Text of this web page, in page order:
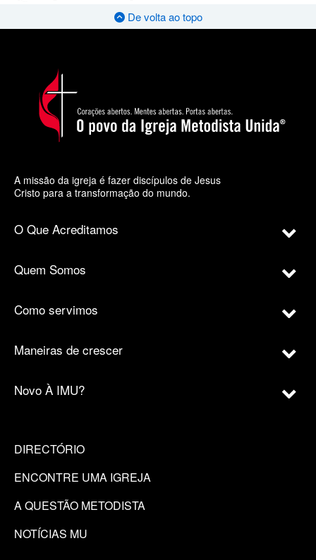
De volta ao topo
A missão da igreja é fazer discípulos de Jesus
Cristo para a transformação do mundo.
O Que Acreditamos
Quem Somos
Como servimos
Maneiras de crescer
Novo À IMU?
DIRECTÓRIO
ENCONTRE UMA IGREJA
A QUESTÃO METODISTA
NOTÍCIAS MU